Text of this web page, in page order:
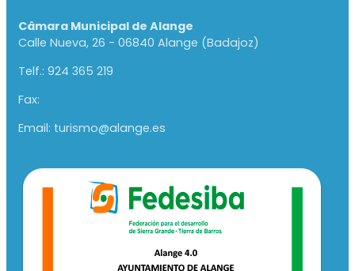
Câmara Municipal de Alange
Calle Nueva, 26 - 06840 Alange (Badajoz)
Telf.: 924 365 219
Fax:
Email: turismo@alange.es